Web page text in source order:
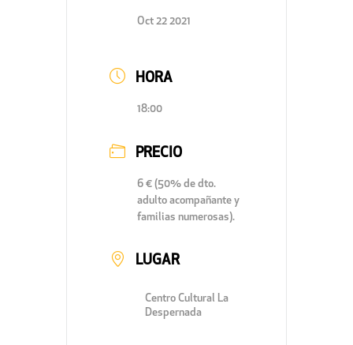
Oct 22 2021
HORA
18:00
PRECIO
6 € (50% de dto.
adulto acompañante y
familias numerosas).
LUGAR
Centro Cultural La
Despernada